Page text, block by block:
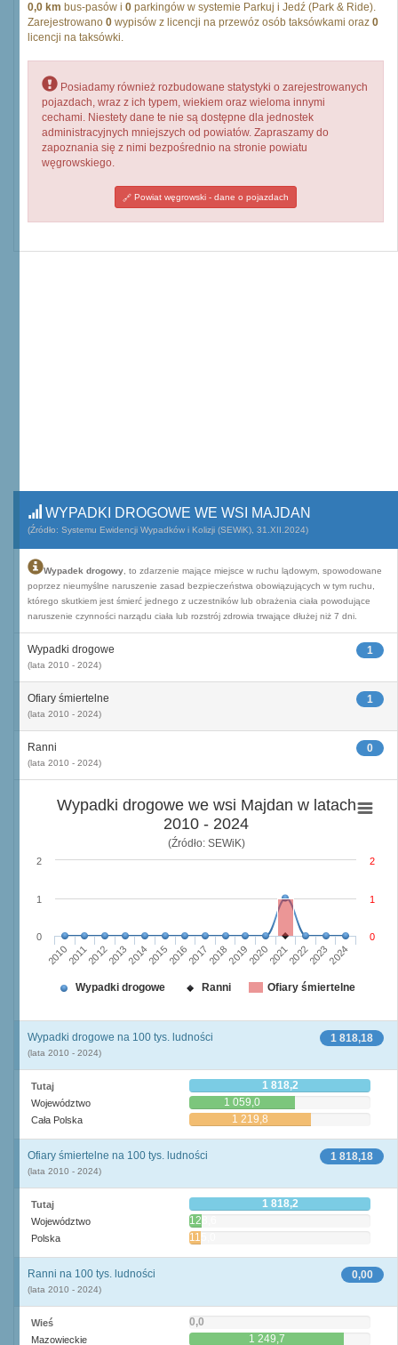
0,0 km bus-pasów i 0 parkingów w systemie Parkuj i Jedź (Park & Ride).
Zarejestrowano 0 wypisów z licencji na przewóz osób taksówkami oraz 0
licencji na taksówki.
Posiadamy również rozbudowane statystyki o zarejestrowanych
pojazdach, wraz z ich typem, wiekiem oraz wieloma innymi
cechami. Niestety dane te nie są dostępne dla jednostek
administracyjnych mniejszych od powiatów. Zapraszamy do
zapoznania się z nimi bezpośrednio na stronie powiatu
węgrowskiego.
Powiat węgrowski - dane o pojazdach
WYPADKI DROGOWE WE WSI MAJDAN
(Źródło: Systemu Ewidencji Wypadków i Kolizji (SEWiK), 31.XII.2024)
Wypadek drogowy , to zdarzenie mające miejsce w ruchu lądowym, spowodowane
poprzez nieumyślne naruszenie zasad bezpieczeństwa obowiązujących w tym ruchu,
którego skutkiem jest śmierć jednego z uczestników lub obrażenia ciała powodujące
naruszenie czynności narządu ciała lub rozstrój zdrowia trwające dłużej niż 7 dni.
1
Wypadki drogowe
(lata 2010 - 2024)
1
Ofiary śmiertelne
(lata 2010 - 2024)
0
Ranni
(lata 2010 - 2024)
Wypadki drogowe we wsi Majdan w latach
2010 - 2024
(Źródło: SEWiK)
201020112012201320142015201620172018201920202021202220232024
0
1
2
0
1
2
Wypadki drogowe Ranni Ofiary śmiertelne
1 818,18
Wypadki drogowe na 100 tys. ludności
(lata 2010 - 2024)
Tutaj 1 818,2
Województwo 1 059,0
Cała Polska 1 219,8
1 818,18
Ofiary śmiertelne na 100 tys. ludności
(lata 2010 - 2024)
Tutaj 1 818,2
Województwo 128,6
Polska 115,0
0,00
Ranni na 100 tys. ludności
(lata 2010 - 2024)
Wieś 0,0
Mazowieckie 1 249,7